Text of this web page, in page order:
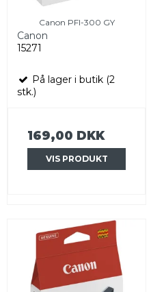
Canon PFI-300 GY
Canon
15271
På lager i butik (2
stk.)
169,00 DKK
VIS PRODUKT